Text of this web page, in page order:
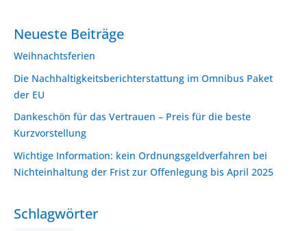
Neueste Beiträge
Weihnachtsferien
Die Nachhaltigkeitsberichterstattung im Omnibus Paket
der EU
Dankeschön für das Vertrauen – Preis für die beste
Kurzvorstellung
Wichtige Information: kein Ordnungsgeldverfahren bei
Nichteinhaltung der Frist zur Offenlegung bis April 2025
Schlagwörter